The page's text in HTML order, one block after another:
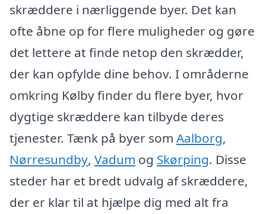
skræddere i nærliggende byer. Det kan
ofte åbne op for flere muligheder og gøre
det lettere at finde netop den skrædder,
der kan opfylde dine behov. I områderne
omkring Kølby finder du flere byer, hvor
dygtige skræddere kan tilbyde deres
tjenester. Tænk på byer som Aalborg,
Nørresundby, Vadum og Skørping. Disse
steder har et bredt udvalg af skræddere,
der er klar til at hjælpe dig med alt fra